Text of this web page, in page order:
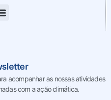
acompanhar as nossasatividades
com a ação climática.